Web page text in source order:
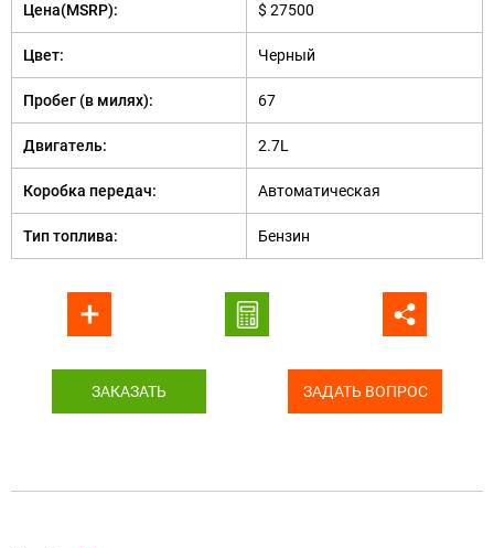
Цена(MSRP): $ 27500
Цвет: Черный
Пробег (в милях): 67
Двигатель: 2.7L
Коробка передач: Автоматическая
Тип топлива: Бензин
ЗАКАЗАТЬ ЗАДАТЬ ВОПРОС